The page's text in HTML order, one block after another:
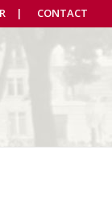
CONTACT